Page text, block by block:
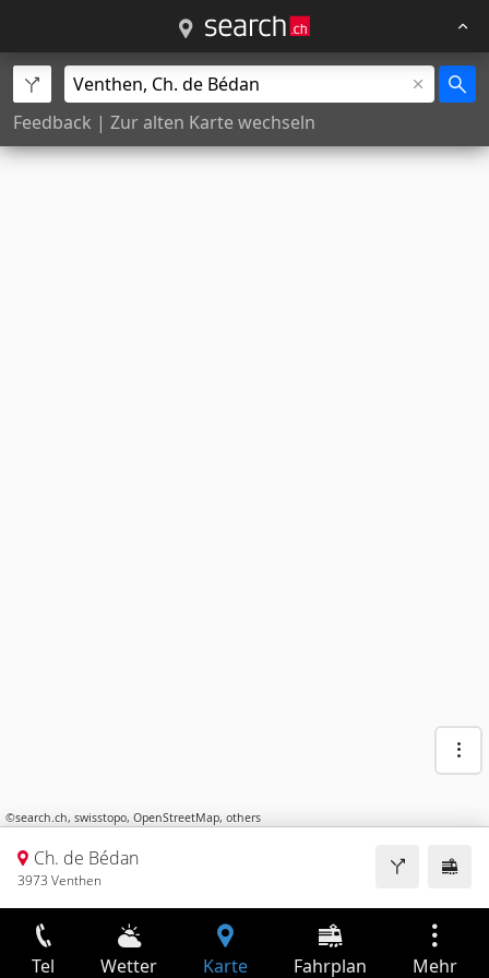
Feedback | Zur alten Karte wechseln
©search.ch, swisstopo, OpenStreetMap, others
Ch. de Bédan
3973 Venthen
Tel Wetter Karte Fahrplan Mehr